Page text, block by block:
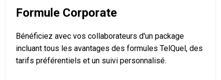
Formule Corporate
Bénéficiez avec vos collaborateurs d'un package
incluant tous les avantages des formules TelQuel, des
tarifs préférentiels et un suivi personnalisé.